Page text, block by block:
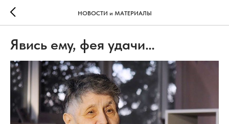
НОВОСТИ и МАТЕРИАЛЫ
Явись ему, фея удачи…